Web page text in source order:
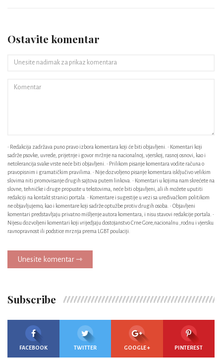
Ostavite komentar
• Redakcija zadržava puno pravo izbora komentara koji će biti objavljeni. • Komentari koji
sadrže psovke, uvrede, prijetnje i govor mržnje na nacionalnoj, vjerskoj, rasnoj osnovi, kao i
netolerancija svake vrste neće biti objavljeni. • Prilikom pisanje komentara vodite računa o
pravopisnim i gramatičkim pravilima. • Nije dozvoljeno pisanje komentara isključivo velikim
slovima niti promovisanje drugih sajtova putem linkova. • Komentari u kojima nam skrećete na
slovne, tehničke i druge propuste u tekstovima, neće biti objavljeni, ali ih možete uputiti
redakciji na kontakt stranici portala. • Komentare i sugestije u vezi sa uređivačkom politikom
ne objavljujemo, kao i komentare koji sadrže optužbe protiv drugih osoba. • Objavljeni
komentari predstavljaju privatno mišljenje autora komentara, i nisu stavovi redakcije portala. •
Nijesu dozvoljeni komentari koji vrijedjaju dostojanstvo Crne Gore,nacionalnu ,rodnu i vjersku
ravnopravnost ili podstice mrznja prema LGBT poulaciji.
Unesite komentar ⇾
Subscribe
FACEBOOK TWITTER GOOGLE + PINTEREST